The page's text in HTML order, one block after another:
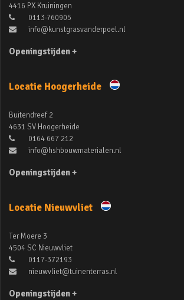
4416 PX Kruiningen
0113-760905
info@kunstgrasvanderpoel.nl
Openingstijden +
Locatie Hoogerheide
Buitendreef 2
4631 SV Hoogerheide
0164 667 212
info@hshbouwmaterialen.nl
Openingstijden +
Locatie Nieuwvliet
Ter Moere 3
4504 SC Nieuwvliet
0117-372193
nieuwvliet@tuinenterras.nl
Openingstijden +